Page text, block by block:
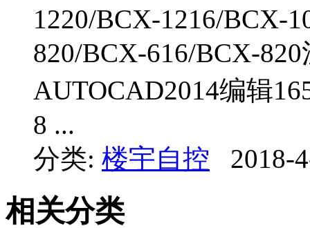
1220/BCX-1216/BCX-
820/BCX-616/BCX-
AUTOCAD2014编辑
8 ...
分类: 楼宇自控 2018-
相关分类